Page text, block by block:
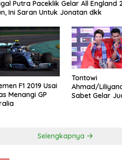
Putra Paceklik Gelar All England
Ini Saran Untuk Jonatan dkk
F1 2019 Usai
Menangi GP
Tontowi
Ahmad/
Sabet Gelar
Selengkapnya